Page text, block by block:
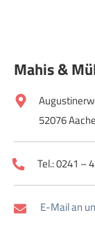
Mahis &
52076
Tel.: 0241 –
E-Mail an